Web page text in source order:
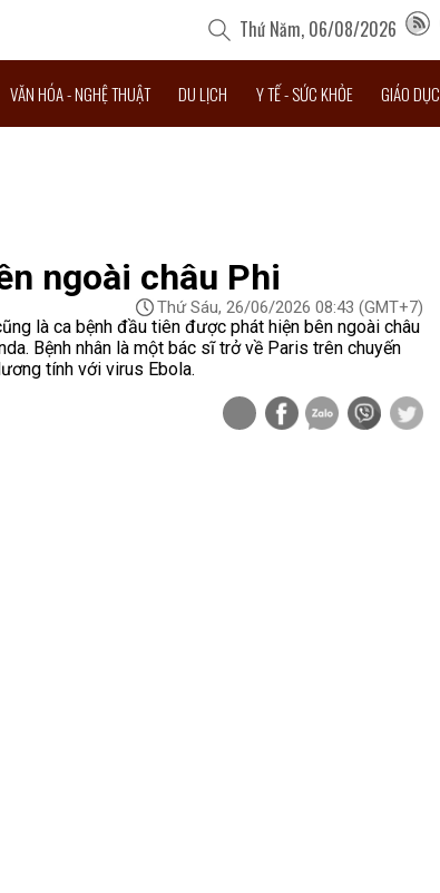
Thứ Năm, 06/08/2026
VĂN HÓA - NGHỆ THUẬT DU LỊCH Y TẾ - SỨC KHỎE GIÁO DỤC
ngoài châu Phi
Thứ Sáu, 26/06/2026 08:43 (GMT+7)
là ca bệnh đầu tiên được phát hiện bên ngoài châu
Bệnh nhân là một bác sĩ trở về Paris trên chuyến
tính với virus Ebola.